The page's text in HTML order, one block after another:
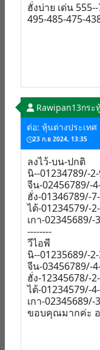
ฮั่งบ่าย เด่น
495-485-475-
Rawipan13กระ
ต่อ: หุ้นต่างประเท
23 ก.ย 2024, 13:35
ลงไว้-บน-ปกติ
นิ--01234789/-
จีน-02456789/-
ฮั่ง-01346789/-
ไต้-01234579/-
เกา-02345689/-
--------
วีไอพี
นิ--01235689/-
จีน-03456789/-
ฮั่ง-12345678/-
ไต้-01234579/-
เกา-02345689/-
ขอบคุณมากค่ะ อ